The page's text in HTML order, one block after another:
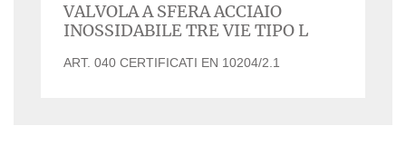
VALVOLA A SFERA ACCIAIO
INOSSIDABILE TRE VIE TIPO L
ART. 040 CERTIFICATI EN 10204/2.1